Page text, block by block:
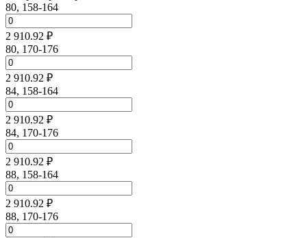
80, 158-164
2 910.92 ₽
80, 170-176
2 910.92 ₽
84, 158-164
2 910.92 ₽
84, 170-176
2 910.92 ₽
88, 158-164
2 910.92 ₽
88, 170-176